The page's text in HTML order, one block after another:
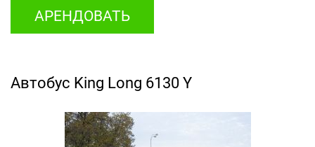
АРЕНДОВАТЬ
Автобус King Long 6130 Y